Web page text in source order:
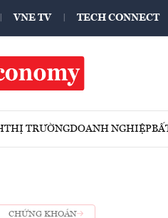
VNE TV TECH CONNECT
THỊ TRƯỜNGDOANH NGHIỆP
CHỨNG KHOÁN